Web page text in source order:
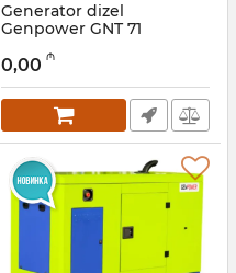
Generator dizel
Genpower GNT 71
09001012
0,00 ₼